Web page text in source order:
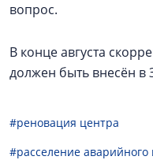
вопрос.
В конце августа
должен быть внесён в
#реновация центра
#расселение аварийного